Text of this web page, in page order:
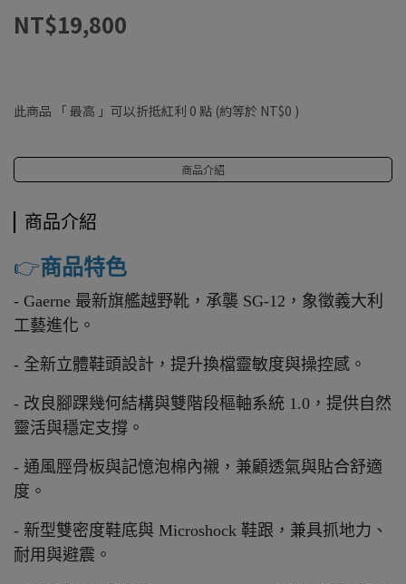
NT$19,800
此商品 「 最高 」可以折抵紅利 0 點 (約等於 NT$0 )
商品介紹
商品介紹
👉️商品特色
- Gaerne 最新旗艦越野靴，承襲 SG-12，象徵義大利
工藝進化。
- 全新立體鞋頭設計，提升換檔靈敏度與操控感。
- 改良腳踝幾何結構與雙階段樞軸系統 1.0，提供自然
靈活與穩定支撐。
- 通風脛骨板與記憶泡棉內襯，兼顧透氣與貼合舒適
度。
- 新型雙密度鞋底與 Microshock 鞋跟，兼具抓地力、
耐用與避震。